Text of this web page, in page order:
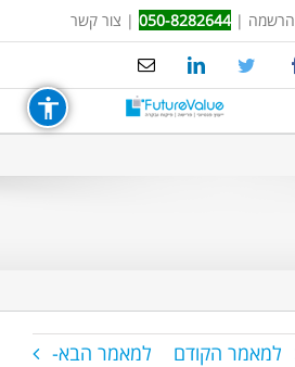
הרשמה |
050-8282644
| צור קשר
Facebook
Twitter
LinkedIn
Email
למאמר הקודם למאמר הבא-